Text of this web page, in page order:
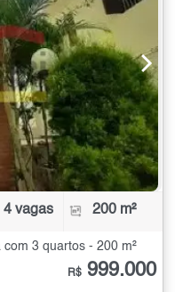
4 vagas 200 m²
3 quartos - 200 m²
R$ 999.000